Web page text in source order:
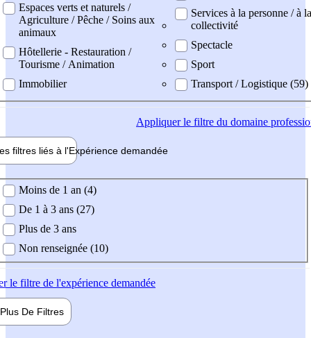
Espaces verts et naturels /
Agriculture / Pêche / Soins aux
animaux
Hôtellerie - Restauration /
Tourisme / Animation
Immobilier
Services à la personne / à la
collectivité
Spectacle
Sport
Transport / Logistique (59)
Appliquerle filtre du domaine
filtres liés à l'Expérience demandée
demandée
Moins de 1 an (4)
De 1 à 3 ans (27)
Plus de 3 ans
Non renseignée (10)
le filtre de l'expérience demandée
Plus De Filtres